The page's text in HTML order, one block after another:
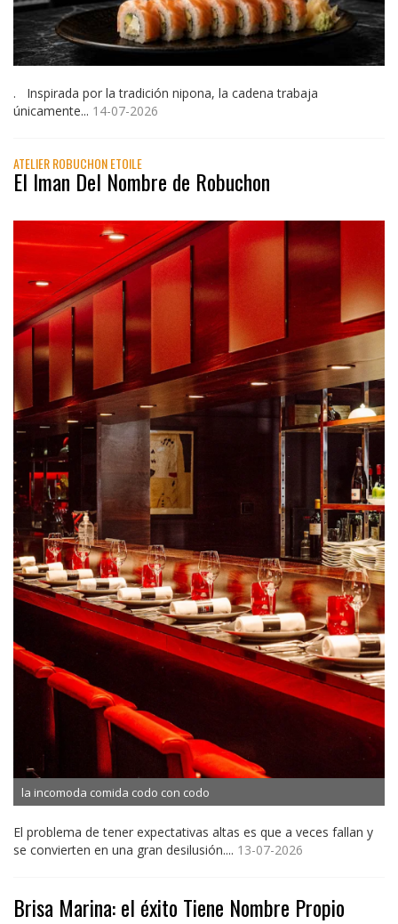
. Inspirada por la tradición nipona, la cadena trabaja
únicamente... 14-07-2026
ATELIER ROBUCHON ETOILE
El Iman Del Nombre de Robuchon
la incomoda comida codo con codo
El problema de tener expectativas altas es que a veces fallan y
se convierten en una gran desilusión.... 13-07-2026
Brisa Marina: el éxito Tiene Nombre Propio